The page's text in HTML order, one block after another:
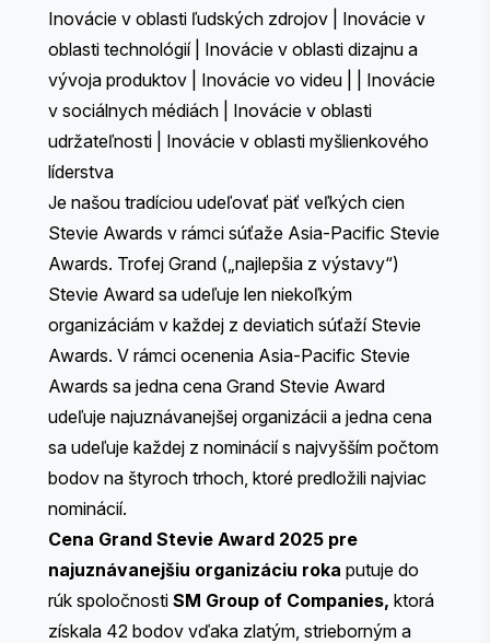
Inovácie v oblasti ľudských zdrojov
Inovácie v
oblasti technológií| Inovácie v oblasti dizajnu a
vývoja produktov
Inovácie vo videu
Inovácie
v sociálnych médiách
Inovácie v oblasti
udržateľnosti
Inovácie v oblasti myšlienkového
líderstva
Je našou tradíciou udeľovať päť veľkých cien
Stevie Awards v rámci súťaže Asia-Pacific Stevie
Awards. Trofej Grand („najlepšia z výstavy“)
Stevie Award sa udeľuje len niekoľkým
organizáciám v každej z deviatich súťaží Stevie
Awards. V rámci ocenenia Asia-Pacific Stevie
Awards sa jedna cena Grand Stevie Award
udeľuje najuznávanejšej organizácii a jedna cena
sa udeľuje každej z nominácií s najvyšším počtom
bodov na štyroch trhoch, ktoré predložili najviac
nominácií.
Cena Grand Stevie Award 2025 pre
najuznávanejšiu organizáciu roka putuje do
rúk spoločnosti SM Group of Companies, ktorá
získala 42 bodov vďaka zlatým, strieborným a